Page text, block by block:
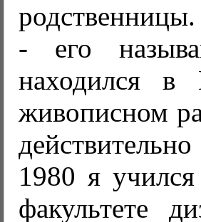
- его
находился в
живописном
1980 я
факультете